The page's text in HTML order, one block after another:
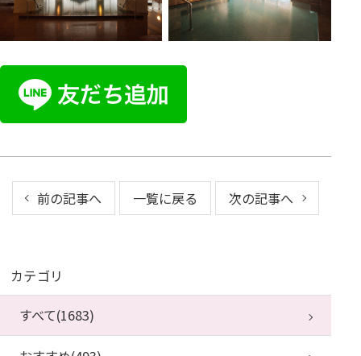
前の記事へ 一覧に戻る 次の記事へ
カテゴリ
すべて(1683)